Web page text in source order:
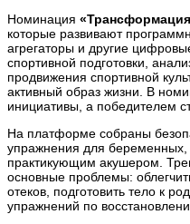
Номинация
которые развивают
агрегаторы и другие
спортивной подготовки,
продвижения спортивной
активный образ жизни. В
инициативы, а победителем
На платформе собраны
упражнения для беременных,
практикующим акушером.
основные проблемы:
отеков, подготовить тело к
упражнений по